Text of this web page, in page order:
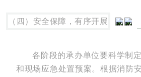
（四）安全保障，有序开展
各阶段的承办单位要科学制
和现场应急处置预案。根据消防